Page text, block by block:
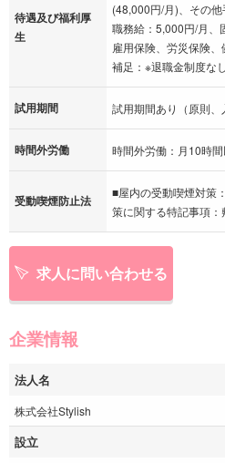
待遇及び福利厚
生
(48,000円/月)、その他
職務給：5,000円/月、
雇用保険、労災保険
補足：※退職金制度なし
試用期間 試用期間あり（原則、
時間外労働 時間外労働：月10時
受動喫煙防止法
■屋内の受動喫煙対策
策に関する特記事項：
求人に問い合わせる
企業情報
法人名
株式会社Stylish
設立